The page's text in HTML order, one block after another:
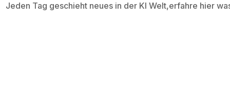
Jeden Tag geschieht neues in der KI Welt,erfahre hier